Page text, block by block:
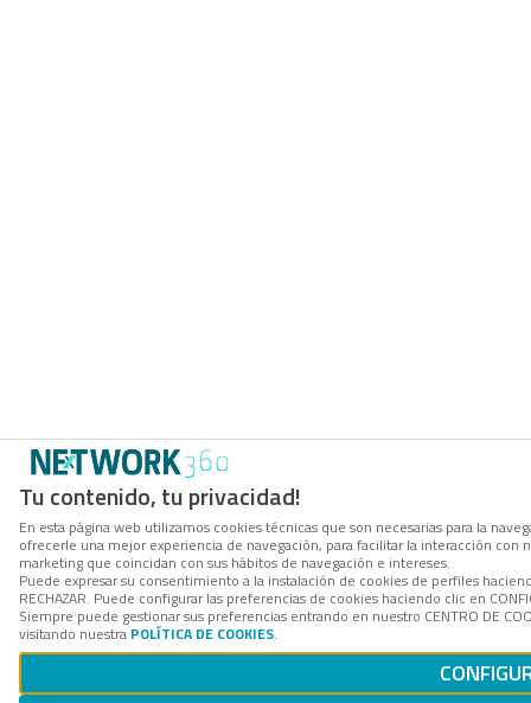
Tu contenido, tu privacidad!
En esta página web utilizamos cookies técnicas que son necesarias para la
ofrecerle una mejor experiencia de navegación, para facilitar la interacción
marketing que coincidan con sus hábitos de navegación e intereses.
Puede expresar su consentimiento a la instalación de cookies de perfiles
RECHAZAR. Puede configurar las preferencias de cookies haciendo clic en
Siempre puede gestionar sus preferencias entrando en nuestro CENTRO DE
visitando nuestra POLÍTICA DE COOKIES.